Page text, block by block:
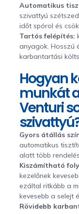
Automatikus
szivattyú
időt spórol és
Tartós felépítés:
anyagok. Hosszú
karbantartási
Hogyan
munkát
Venturi
Gyors átállás
automatikus
alatt több
Kiszámítható
kezelőnek
ezáltal ritkább a
kevesebb a selejt
Rövidebb